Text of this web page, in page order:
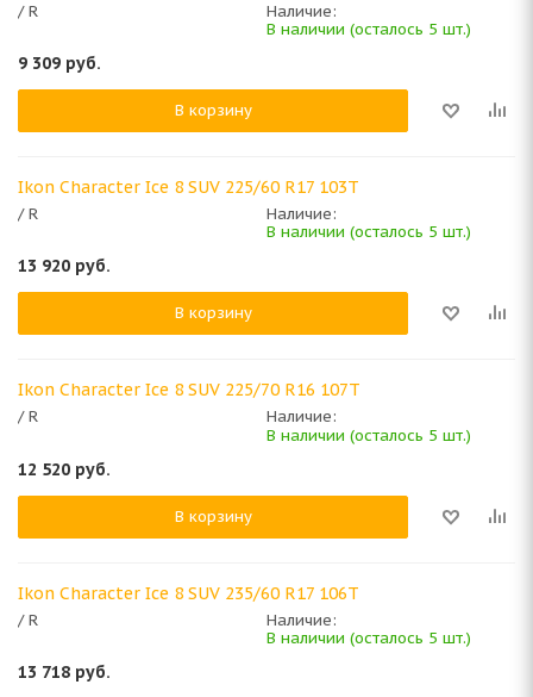
/ R
Наличие:
В наличии (осталось 5 шт.)
9 309 руб.
В корзину
Ikon Character Ice 8 SUV 225/60 R17 103T
/ R
Наличие:
В наличии (осталось 5 шт.)
13 920 руб.
В корзину
Ikon Character Ice 8 SUV 225/70 R16 107T
/ R
Наличие:
В наличии (осталось 5 шт.)
12 520 руб.
В корзину
Ikon Character Ice 8 SUV 235/60 R17 106T
/ R
Наличие:
В наличии (осталось 5 шт.)
13 718 руб.